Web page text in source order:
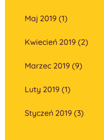
Maj 2019 (1)
Kwiecień 2019 (2)
Marzec 2019 (9)
Luty 2019 (1)
Styczeń 2019 (3)